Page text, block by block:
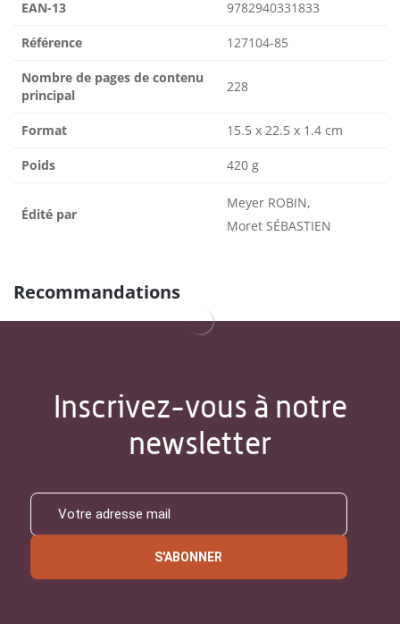
EAN-13 9782940331833
Référence 127104-85
Nombre de pages de contenu
principal
228
Format 15.5 x 22.5 x 1.4 cm
Poids 420 g
Édité par
Meyer ROBIN,
Moret SÉBASTIEN
Recommandations
Inscrivez-vous à notre
newsletter
S'ABONNER